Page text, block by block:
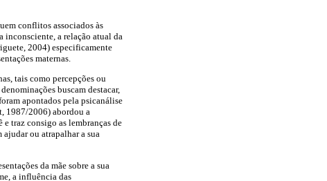
conflitos associados às
inconsciente, a relação atual da
2004) especificamente
maternas.
tais como percepções ou
buscam destacar,
apontados pela psicanálise
1987/2006) abordou a
traz consigo as lembranças de
ajudar ou atrapalhar a sua
da mãe sobre a sua
a influência das